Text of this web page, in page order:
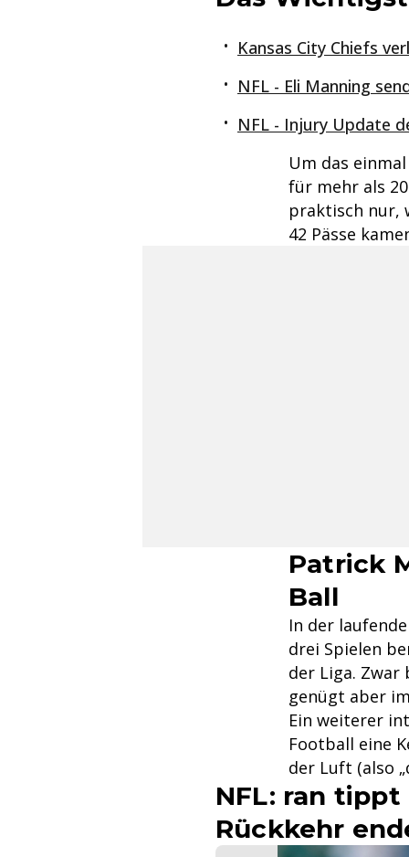
Kansas City Chiefs
NFL - Eli Manning
NFL - Injury Update
Um das
für mehr als
praktisch nur,
42 Pässe
Patrick
Ball
In der
drei Spielen
der Liga. Zwar
genügt aber
Ein weiterer
Football eine
der Luft (also
NFL: ran tippt
Rückkehr